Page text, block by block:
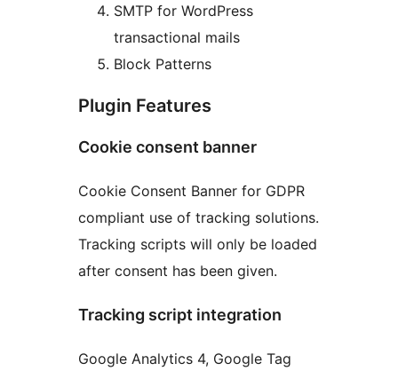
SMTP for WordPress
transactional mails
Block Patterns
Plugin Features
Cookie consent banner
Cookie Consent Banner for GDPR
compliant use of tracking solutions.
Tracking scripts will only be loaded
after consent has been given.
Tracking script integration
Google Analytics 4, Google Tag